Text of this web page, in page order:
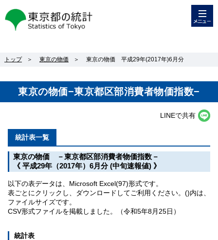
東京都の統計
トップ ＞ 東京の物価 ＞ 東京の物価 平成29年(2017年)6月分
東京の物価−東京都区部消費者物価指数−
LINEで共有
統計表一覧
東京の物価 －東京都区部消費者物価指数－
《 平成29年（2017年）6月分 (中旬速報値) 》
以下の表データは、Microsoft Excel(97)形式です。
表ごとにクリックし、ダウンロードしてご利用ください。()内は、
ファイルサイズです。
CSV形式ファイルを掲載しました。（令和5年8月25日）
統計表